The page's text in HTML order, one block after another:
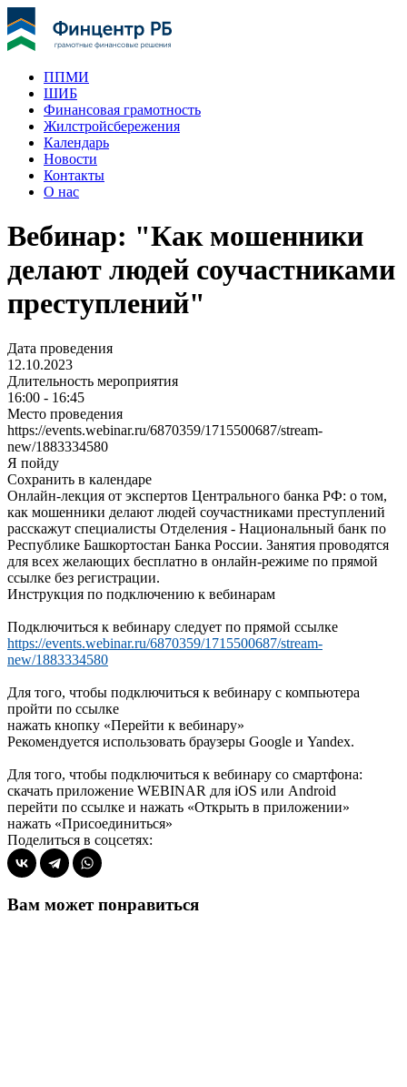
ППМИ
ШИБ
Финансовая грамотность
Жилстройсбережения
Календарь
Новости
Контакты
О нас
Вебинар: "Как мошенники
делают людей соучастниками
преступлений"
Дата проведения
12.10.2023
Длительность мероприятия
16:00 - 16:45
Место проведения
https://events.webinar.ru/6870359/1715500687/stream-
new/1883334580
Я пойду
Сохранить в календаре
Онлайн-лекция от экспертов Центрального банка РФ: о том,
как мошенники делают людей соучастниками преступлений
расскажут специалисты Отделения - Национальный банк по
Республике Башкортостан Банка России. Занятия проводятся
для всех желающих бесплатно в онлайн-режиме по прямой
ссылке без регистрации.
Инструкция по подключению к вебинарам
Подключиться к вебинару следует по прямой ссылке
https://events.webinar.ru/6870359/1715500687/stream-
new/1883334580
Для того, чтобы подключиться к вебинару с компьютера
пройти по ссылке
нажать кнопку «Перейти к вебинару»
Рекомендуется использовать браузеры Google и Yandex.
Для того, чтобы подключиться к вебинару со смартфона:
скачать приложение WEBINAR для iOS или Android
перейти по ссылке и нажать «Открыть в приложении»
нажать «Присоединиться»
Поделиться в соцсетях:
Вам может понравиться